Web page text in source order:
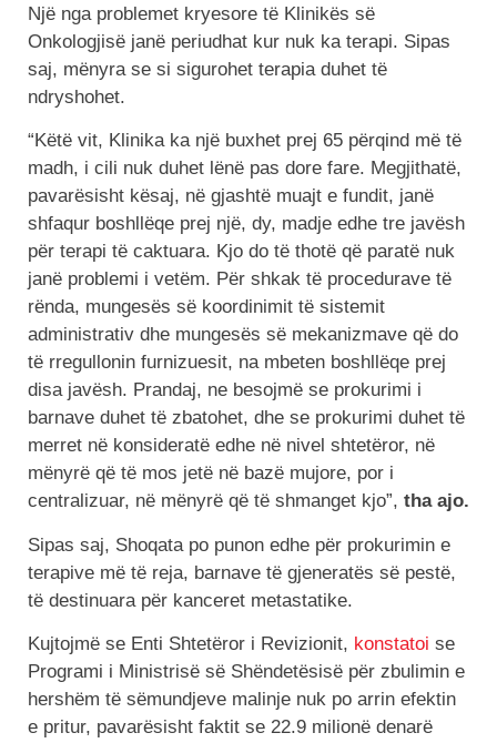
Një nga problemet kryesore të Klinikës së
Onkologjisë janë periudhat kur nuk ka terapi. Sipas
saj, mënyra se si sigurohet terapia duhet të
ndryshohet.
“Këtë vit, Klinika ka një buxhet prej 65 përqind më të
madh, i cili nuk duhet lënë pas dore fare. Megjithatë,
pavarësisht kësaj, në gjashtë muajt e fundit, janë
shfaqur boshllëqe prej një, dy, madje edhe tre javësh
për terapi të caktuara. Kjo do të thotë që paratë nuk
janë problemi i vetëm. Për shkak të procedurave të
rënda, mungesës së koordinimit të sistemit
administrativ dhe mungesës së mekanizmave që do
të rregullonin furnizuesit, na mbeten boshllëqe prej
disa javësh. Prandaj, ne besojmë se prokurimi i
barnave duhet të zbatohet, dhe se prokurimi duhet të
merret në konsideratë edhe në nivel shtetëror, në
mënyrë që të mos jetë në bazë mujore, por i
centralizuar, në mënyrë që të shmanget kjo”, tha ajo.
Sipas saj, Shoqata po punon edhe për prokurimin e
terapive më të reja, barnave të gjeneratës së pestë,
të destinuara për kanceret metastatike.
Kujtojmë se Enti Shtetëror i Revizionit, konstatoi se
Programi i Ministrisë së Shëndetësisë për zbulimin e
hershëm të sëmundjeve malinje nuk po arrin efektin
e pritur, pavarësisht faktit se 22.9 milionë denarë